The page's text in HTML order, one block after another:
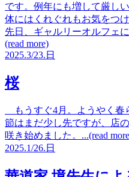
です。例年にも増して厳し
体にはくれぐれもお気をつ
先日、ギャルリーオルフェ
(read more)
2025.3/23. 日
桜
もうすぐ4月。ようやく春
節はまだ少し先ですが、店
咲き始めました。...(read
2025.1/26. 日